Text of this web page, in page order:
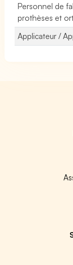
Personnel de
prothèses et
Applicateur /